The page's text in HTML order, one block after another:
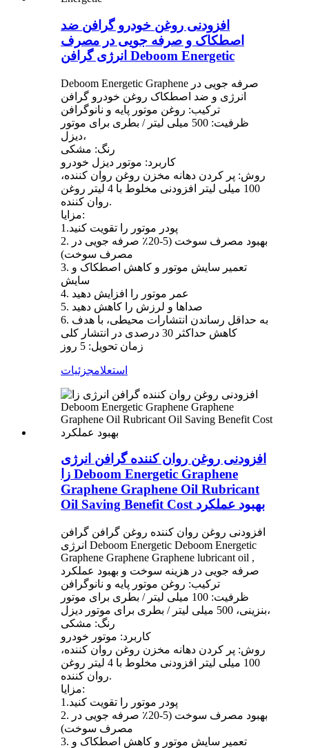
افزودنی روغن خودرو گرافن ضد
اصطکاک و صرفه جویی در مصرف
انرژی گرافن Deboom Energetic
Deboom Energetic Graphene صرفه جویی در
انرژی و ضد اصطکاک روغن خودرو گرافن
ترکیب: روغن موتور پایه و نانوگرافن
ظرفیت: 500 میلی لیتر / بطری برای موتور
دیزل،
رنگ: مشکی
کاربرد: موتور دیزل خودرو
روش: پر کردن دهانه مخزن روغن روان کننده،
100 میلی لیتر افزودنی مخلوط با 4 لیتر روغن
روان کننده.
مزایا:
1.پودر موتور را تقویت کنید
2. بهبود مصرف سوخت (5-20٪ صرفه جویی در
مصرف سوخت)
3. تعمیر سایش موتور و کاهش اصطکاک و
سایش
4. عمر موتور را افزایش دهید
5. صداها و لرزش را کاهش دهید
6. به حداقل رساندن انتشارات محیطی، با هدف
کاهش حداکثر 30 درصدی در انتشار کلی
زمان تحویل: 5 روز
استعلامجزئیات
افزودنی روغن روان کننده گرافن انرژی
زا Deboom Energetic Graphene
Graphene Graphene Oil Rubricant
Oil Saving Benefit Cost بهبود عملکرد
افزودنی روغن روان کننده روغن گرافن گرافن
انرژی Deboom Energetic Deboom Energetic
Graphene Graphene Graphene lubricant oil ,
صرفه جویی در هزینه سوخت و بهبود عملکرد
ترکیب: روغن موتور پایه و نانوگرافن
ظرفیت: 100 میلی لیتر / بطری برای موتور
بنزینی، 500 میلی لیتر / بطری برای موتور دیزل،
رنگ: مشکی
کاربرد: موتور خودرو
روش: پر کردن دهانه مخزن روغن روان کننده،
100 میلی لیتر افزودنی مخلوط با 4 لیتر روغن
روان کننده.
مزایا:
1.پودر موتور را تقویت کنید
2. بهبود مصرف سوخت (5-20٪ صرفه جویی در
مصرف سوخت)
3. تعمیر سایش موتور و کاهش اصطکاک و